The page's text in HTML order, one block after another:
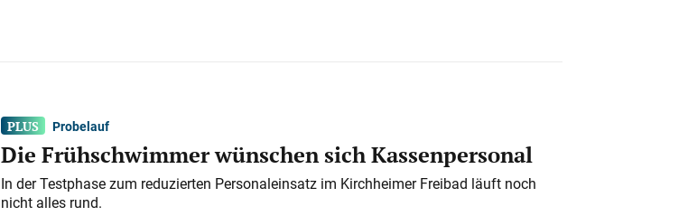
Probelauf
Die Frühschwimmer wünschen sich Kassenpersonal
In der Testphase zum reduzierten Personaleinsatz im Kirchheimer Freibad läuft noch
nicht alles rund.